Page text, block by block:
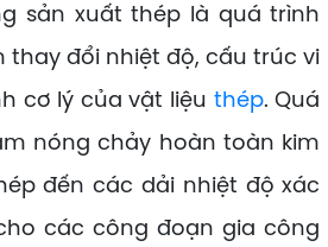
xuất thép là quá trình
thay đổi nhiệt độ, cấu trúc vi
cơ lý của vật liệu thép. Quá
nóng chảy hoàn toàn kim
đến các dải nhiệt độ xác
các công đoạn gia công